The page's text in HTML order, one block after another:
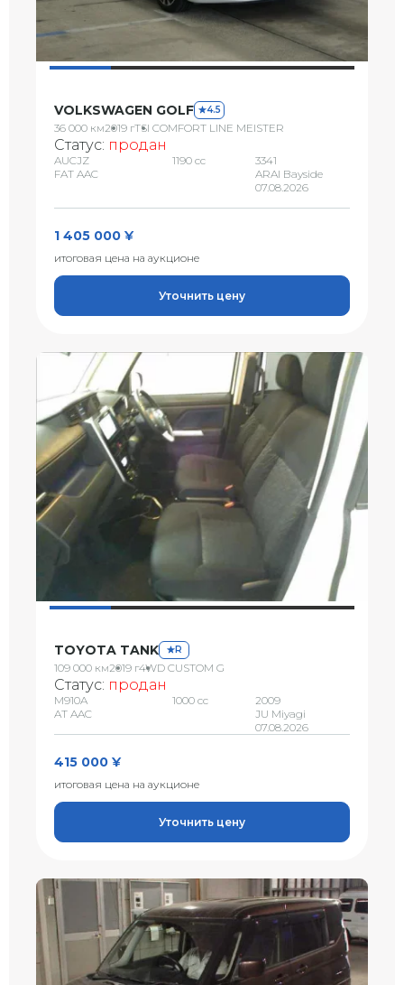
VOLKSWAGEN GOLF 4.5
36 000 км2019 гTSI COMFORT LINE MEISTER
Статус: продан
AUCJZ
FAT AAC
1190 сс
3341
ARAI Bayside
07.08.2026
1 405 000 ¥
итоговая цена на аукционе
Уточнить цену
TOYOTA TANK R
109 000 км2019 г4WD CUSTOM G
Статус: продан
M910A
AT AAC
1000 сс
2009
JU Miyagi
07.08.2026
415 000 ¥
итоговая цена на аукционе
Уточнить цену